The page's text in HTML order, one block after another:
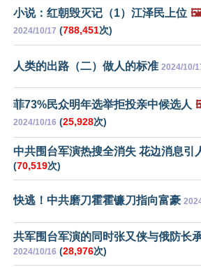
小说：红朝毁灭记（1）江泽民上位
2024/10/17 (788,451次)
人类的出路（二）做人的标准 2024/10/
菲73%民众明年选举拒投亲中候选人
2024/10/16 (25,928次)
中共围台军演热搜全消失 花边消息引
(70,519次)
快逃！中共磨刀霍霍镰刀指向富豪
共军围台军演的同时张又侠与俄防长
2024/10/16 (28,976次)